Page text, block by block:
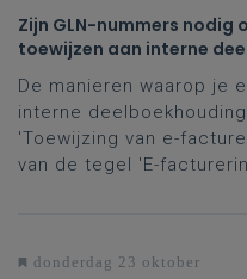
Zijn GLN-nummers nodig
toewijzen aan interne
De manieren waarop je
interne
'Toewijzing van e-
van de tegel 'E-
donderdag 23 oktober